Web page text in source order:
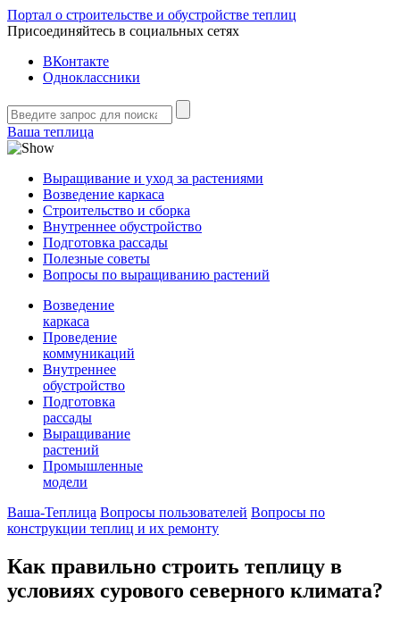
Портал о строительстве и обустройстве теплиц
Присоединяйтесь в социальных сетях
ВКонтакте
Одноклассники
Ваша теплица
Выращивание и уход за растениями
Возведение каркаса
Строительство и сборка
Внутреннее обустройство
Подготовка рассады
Полезные советы
Вопросы по выращиванию растений
Возведение
каркаса
Проведение
коммуникаций
Внутреннее
обустройство
Подготовка
рассады
Выращивание
растений
Промышленные
модели
Ваша-Теплица Вопросы пользователей Вопросы по
конструкции теплиц и их ремонту
Как правильно строить теплицу в
условиях сурового северного климата?